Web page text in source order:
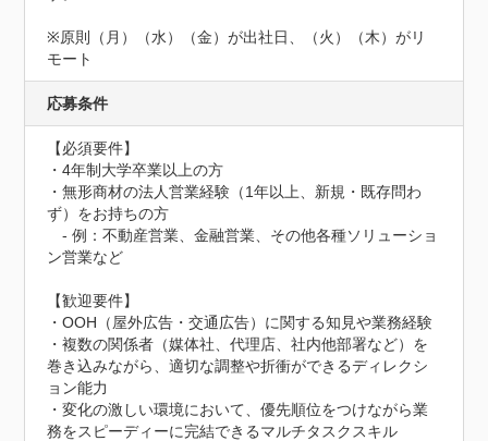
※原則（月）（水）（金）が出社日、（火）（木）がリ
モート
応募条件
【必須要件】
・4年制大学卒業以上の方
・無形商材の法人営業経験（1年以上、新規・既存問わ
ず）をお持ちの方
- 例：不動産営業、金融営業、その他各種ソリューショ
ン営業など
【歓迎要件】
・OOH（屋外広告・交通広告）に関する知見や業務経験
・複数の関係者（媒体社、代理店、社内他部署など）を
巻き込みながら、適切な調整や折衝ができるディレクシ
ョン能力
・変化の激しい環境において、優先順位をつけながら業
務をスピーディーに完結できるマルチタスクスキル